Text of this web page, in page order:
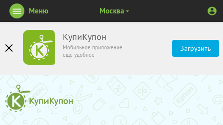
КупиКупон
Мобильное приложение
ещё удобнее
Загрузить
Меню Москва